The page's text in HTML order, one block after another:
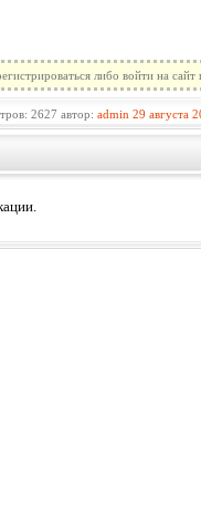
либо войти на
2627 автор: admin 29 августа